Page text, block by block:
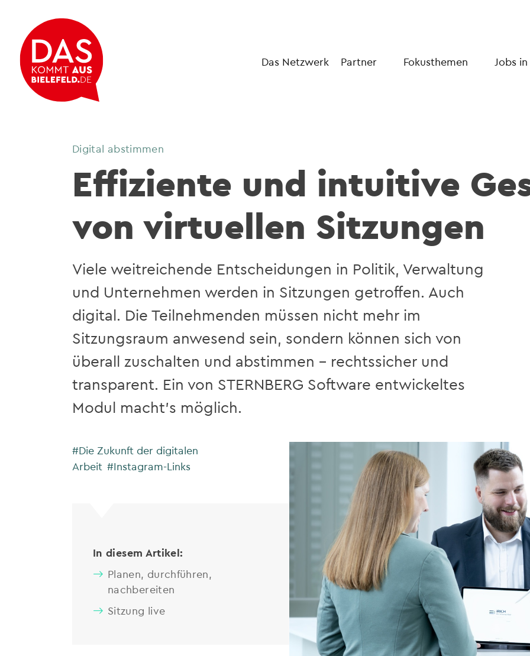
Das Netzwerk Partner Fokusthemen Jobs
Digital abstimmen
Effiziente und intuitive
von virtuellen Sitzungen
Viele weitreichende Entscheidungen in Politik, Verwaltung
und Unternehmen werden in Sitzungen getroffen. Auch
digital. Die Teilnehmenden müssen nicht mehr im
Sitzungsraum anwesend sein, sondern können sich von
überall zuschalten und abstimmen – rechtssicher und
transparent. Ein von STERNBERG Software entwickeltes
Modul macht’s möglich.
#Die Zukunft der digitalen
Arbeit #Instagram-Links
In diesem Artikel:
Planen, durchführen,
nachbereiten
Sitzung live